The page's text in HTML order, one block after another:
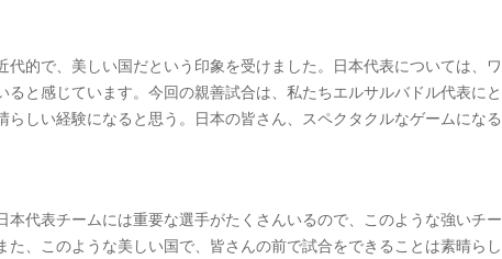
的で、美しい国だという印象を受けました。日本代表については、ワ
と感じています。今回の親善試合は、私たちエルサルバドル代表にと
しい経験になると思う。日本の皆さん、スペクタクルなゲームになる
代表チームには重要な選手がたくさんいるので、このような強いチー
、このような美しい国で、皆さんの前で試合をできることは素晴らし